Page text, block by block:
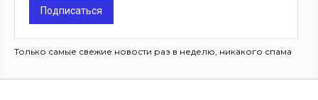
Подписаться
Только самые свежие новости раз в неделю, никакого спама